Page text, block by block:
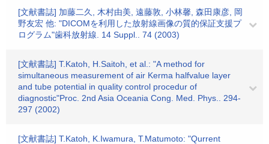
[文献書誌] 加藤二久, 木村由美, 遠藤敦, 小林馨, 森田康彦, 岡
野友宏 他: "DICOMを利用した放射線画像の質的保証支援プ
ログラム"歯科放射線. 14 Suppl.. 74 (2003)
[文献書誌] T.Katoh, H.Saitoh, et al.: "A method for
simultaneous measurement of air Kerma halfvalue layer
and tube potential in quality control procedur of
diagnostic"Proc. 2nd Asia Oceania Cong. Med. Phys.. 294-
297 (2002)
[文献書誌] T.Katoh, K.Iwamura, T.Matumoto: "Qurrent